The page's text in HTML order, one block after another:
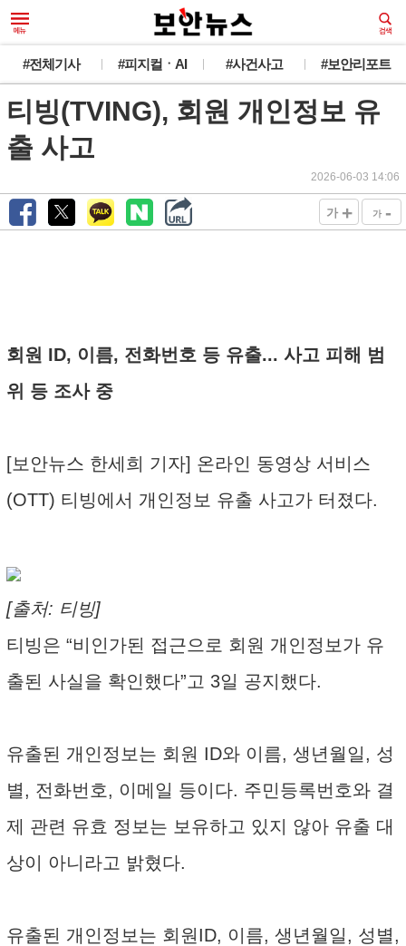
#전체기사 #피지컬ㆍAI #사건사고 #보안리포트
티빙(TVING), 회원 개인정보 유
출 사고
2026-06-03 14:06
가 + 가 -
회원 ID, 이름, 전화번호 등 유출... 사고 피해 범
위 등 조사 중
[보안뉴스 한세희 기자] 온라인 동영상 서비스
(OTT) 티빙에서 개인정보 유출 사고가 터졌다.
[출처: 티빙]
티빙은 “비인가된 접근으로 회원 개인정보가 유
출된 사실을 확인했다”고 3일 공지했다.
유출된 개인정보는 회원 ID와 이름, 생년월일, 성
별, 전화번호, 이메일 등이다. 주민등록번호와 결
제 관련 유효 정보는 보유하고 있지 않아 유출 대
상이 아니라고 밝혔다.
유출된 개인정보는 회원ID, 이름, 생년월일, 성별,